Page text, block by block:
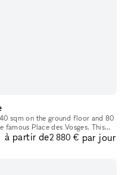
sqm on the ground floor and 80
famous Place des Vosges. This
street in Paris
à partir de2 880 € par jour